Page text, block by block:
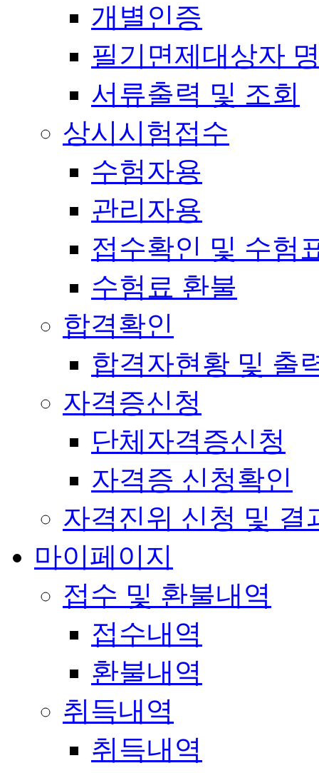
개별인증
필기면제대상자
서류출력 및 조회
상시시험접수
수험자용
관리자용
접수확인 및 수험
수험료 환불
합격확인
합격자현황 및 출
자격증신청
단체자격증신청
자격증 신청확인
자격진위 신청 및 결
마이페이지
접수 및 환불내역
접수내역
환불내역
취득내역
취득내역